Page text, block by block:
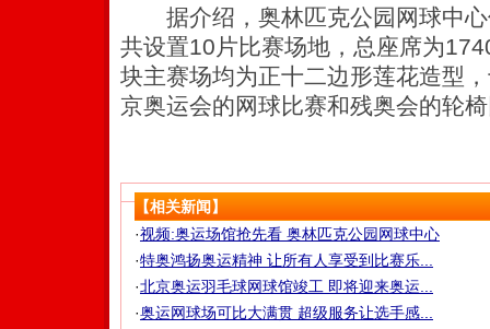
据介绍，奥林匹克公园网球中心
共设置10片比赛场地，总座席为
块主赛场均为正十二边形莲花造型
京奥运会的网球比赛和残奥会的轮
【相关新闻】
·视频:奥运场馆抢先看 奥林匹克公园网球中心
·特奥鸿扬奥运精神 让所有人享受到比赛乐...
·北京奥运羽毛球网球馆竣工 即将迎来奥运...
·奥运网球场可比大满贯 超级服务让选手感...